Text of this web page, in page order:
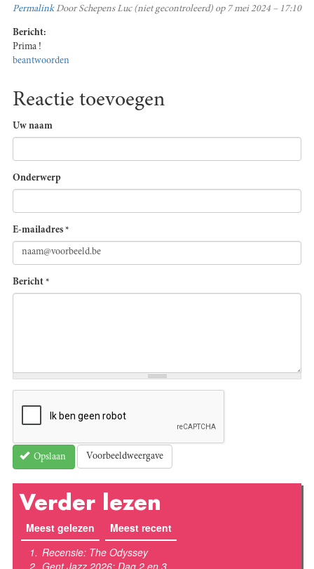
PermalinkDoorSchepens Luc (niet gecontroleerd) op 7 mei 2024 – 17:10
Bericht:
Prima !
beantwoorden
Reactie toevoegen
Uw naam
Onderwerp
E-mailadres *
Bericht *
Opslaan Voorbeeldweergave
Verder lezen
Meest gelezen (actieve tabblad)
Meest recent
Recensie: The Odyssey
Gent Jazz 2026: Dag 2 en 3